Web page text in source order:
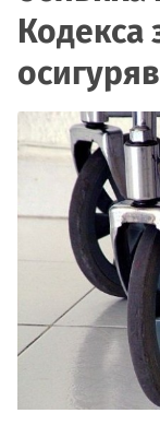
Кодекса